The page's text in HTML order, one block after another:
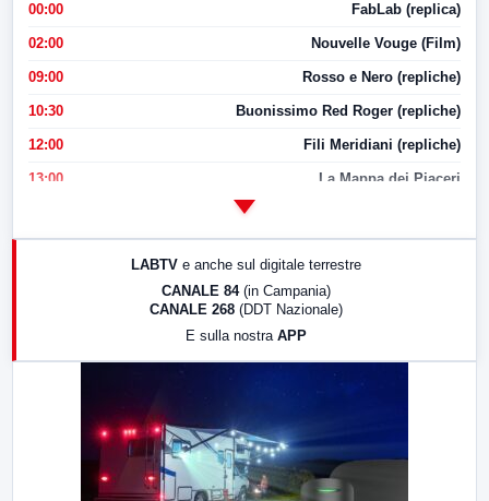
00:00 FabLab (replica)
02:00 Nouvelle Vouge (Film)
09:00 Rosso e Nero (repliche)
10:30 Buonissimo Red Roger (repliche)
12:00 Fili Meridiani (repliche)
13:00 La Mappa dei Piaceri
LABTV e anche sul digitale terrestre
CANALE 84 (in Campania)
CANALE 268 (DDT Nazionale)
E sulla nostra APP